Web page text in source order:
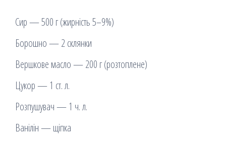
Сир — 500 г (жирність 5–9%)
Борошно — 2 склянки
Вершкове масло — 200 г (розтоплене)
Цукор — 1 ст. л.
Розпушувач — 1 ч. л.
Ванілін — щіпка